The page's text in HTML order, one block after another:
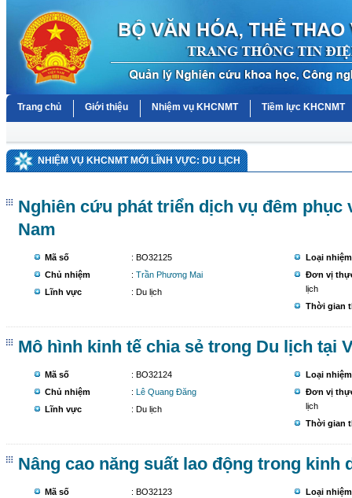
Trang chủ Giới thiệu Nhiệm vụ KHCNMT Tiềm lực KHCNMT
NHIỆM VỤ KHCNMT MỚI LĨNH VỰC: DU LỊCH
Nghiên cứu phát triển dịch vụ đêm phục
Nam
Mã số
: BO32125
Chủ nhiệm
:Trần Phương Mai
Lĩnh vực
: Du lịch
Loại
Đơn vị
lịch
Thời gian
Mô hình kinh tế chia sẻ trong Du lịch tại
Mã số
: BO32124
Chủ nhiệm
:
Lê Quang Đăng
Lĩnh vực
: Du lịch
Loại
Đơn vị
lịch
Thời gian
Nâng cao năng suất lao động trong kinh
Mã số
: BO32123
Loại